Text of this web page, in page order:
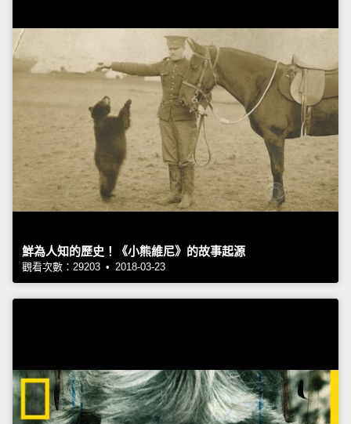
鮮為人知的歷史！《小熊維尼》的故事起源
觀看次數：29203 • 2018-03-23